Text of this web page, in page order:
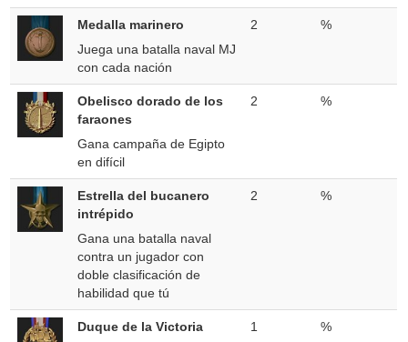
Medalla marinero
Juega una batalla naval MJ
con cada nación
2 %
Obelisco dorado de los
faraones
Gana campaña de Egipto
en difícil
2 %
Estrella del bucanero
intrépido
Gana una batalla naval
contra un jugador con
doble clasificación de
habilidad que tú
2 %
Duque de la Victoria 1 %